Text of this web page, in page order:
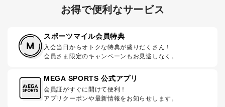
お得で便利なサービス
スポーツマイル会員特典
入会当日からオトクな特典が盛りだくさん！
会員さま限定のキャンペーンもお見逃しなく。
MEGA SPORTS 公式アプリ
会員証がすぐに開けて便利！
アプリクーポンや最新情報をお知らせします。